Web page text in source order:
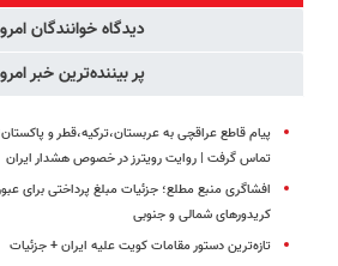
دیدگاه خوانندگان
پر بیننده‌ترین خبر
پیام قاطع عراقچی به عربستان،‌ترکیه،‌قطر و
تماس گرفت | روایت رویترز در خصوص هشدار ایران
افشاگری منبع مطلع؛ جزئیات مبلغ پرداختی برای
کریدورهای شمالی و جنوبی
تازه‌ترین دستور مقامات کویت علیه ایران + جزئیات